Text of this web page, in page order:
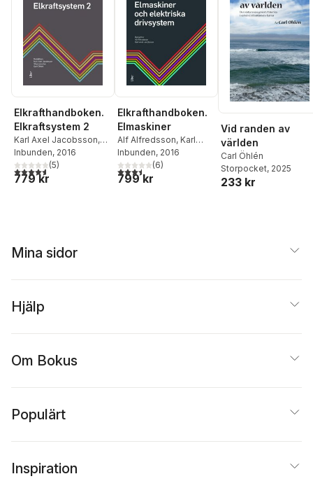
Elkrafthandboken.
Elkraftsystem 2
Karl Axel Jacobsson,
Stig Lidström,Carl
Öhlén
Inbunden, 2016
4,6utav 5 stjärnor. Totalt antal röster:
(5)
779 kr
Elkrafthandboken.
Elmaskiner
Alf Alfredsson, Karl
Axel Jacobsson
Inbunden, 2016
3,5utav 5 stjärnor. Totalt antal röster:
(6)
799 kr
Vid randen av
världen
Carl Öhlén
Storpocket, 2025
233 kr
Mina sidor
Hjälp
Om Bokus
Populärt
Inspiration